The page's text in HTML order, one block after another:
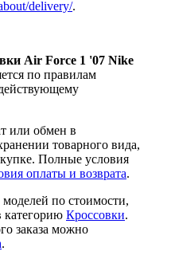
delivery/.
Air Force 1 '07 Nike
по правилам
или обмен в
товарного вида,
Полные условия
оплаты и возврата.
по стоимости,
категорию Кроссовки.
заказа можно
.